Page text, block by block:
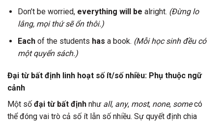
Don’t be worried, everything will be alright. (Đừng lo
lắng, mọi thứ sẽ ổn thôi.)
Eachof the students has a book. (Mỗi học sinh đều có
một quyển sách.)
Đại từ bất định linh hoạt số ít/số nhiều: Phụ thuộc ngữ
cảnh
Một số đại từ bất định như all, any, most, none, somecó
thể đóng vai trò cả số ít lẫn số nhiều. Sự quyết định chia